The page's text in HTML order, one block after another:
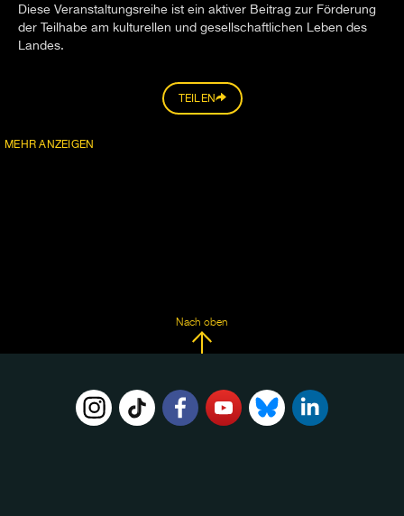
Diese Veranstaltungsreihe ist ein aktiver Beitrag zur Förderung
der Teilhabe am kulturellen und gesellschaftlichen Leben des
Landes.
TEILEN
MEHR ANZEIGEN
Nach oben